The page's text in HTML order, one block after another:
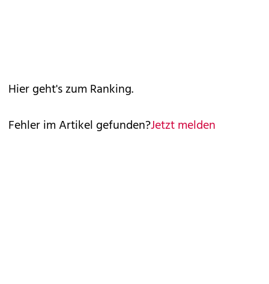
Hiergeht's zum Ranking.
Fehler im Artikel gefunden?Jetzt melden